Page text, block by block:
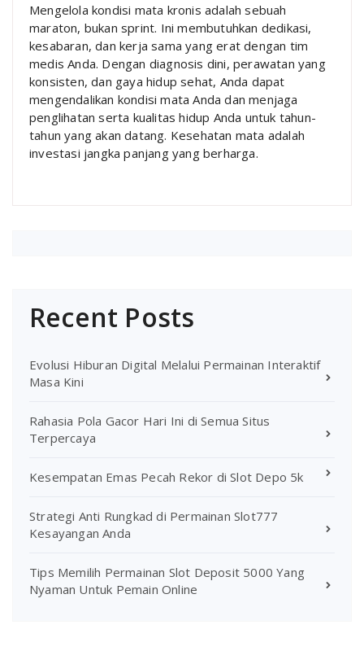
Mengelola kondisi mata kronis adalah sebuah
maraton, bukan sprint. Ini membutuhkan dedikasi,
kesabaran, dan kerja sama yang erat dengan tim
medis Anda. Dengan diagnosis dini, perawatan yang
konsisten, dan gaya hidup sehat, Anda dapat
mengendalikan kondisi mata Anda dan menjaga
penglihatan serta kualitas hidup Anda untuk tahun-
tahun yang akan datang. Kesehatan mata adalah
investasi jangka panjang yang berharga.
Recent Posts
Evolusi Hiburan Digital Melalui Permainan Interaktif
Masa Kini
Rahasia Pola Gacor Hari Ini di Semua Situs
Terpercaya
Kesempatan Emas Pecah Rekor di Slot Depo 5k
Strategi Anti Rungkad di Permainan Slot777
Kesayangan Anda
Tips Memilih Permainan Slot Deposit 5000 Yang
Nyaman Untuk Pemain Online